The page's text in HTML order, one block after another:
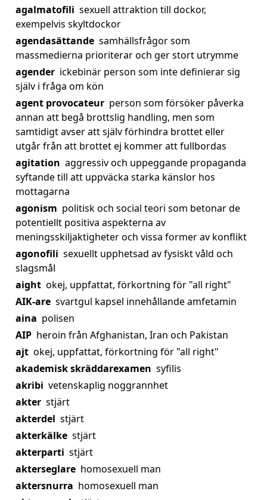
agalmatofili sexuell attraktion till dockor,
exempelvis skyltdockor
agendasättande samhällsfrågor som
massmedierna prioriterar och ger stort utrymme
agender ickebinär person som inte definierar sig
själv i fråga om kön
agent provocateur person som försöker påverka
annan att begå brottslig handling, men som
samtidigt avser att själv förhindra brottet eller
utgår från att brottet ej kommer att fullbordas
agitation aggressiv och uppeggande propaganda
syftande till att uppväcka starka känslor hos
mottagarna
agonism politisk och social teori som betonar de
potentiellt positiva aspekterna av
meningsskiljaktigheter och vissa former av konflikt
agonofili sexuellt upphetsad av fysiskt våld och
slagsmål
aight okej, uppfattat, förkortning för "all right"
AIK-are svartgul kapsel innehållande amfetamin
aina polisen
AIP heroin från Afghanistan, Iran och Pakistan
ajt okej, uppfattat, förkortning för "all right"
akademisk skräddarexamen syfilis
akribi vetenskaplig noggrannhet
akter stjärt
akterdel stjärt
akterkälke stjärt
akterparti stjärt
akterseglare homosexuell man
aktersnurra homosexuell man